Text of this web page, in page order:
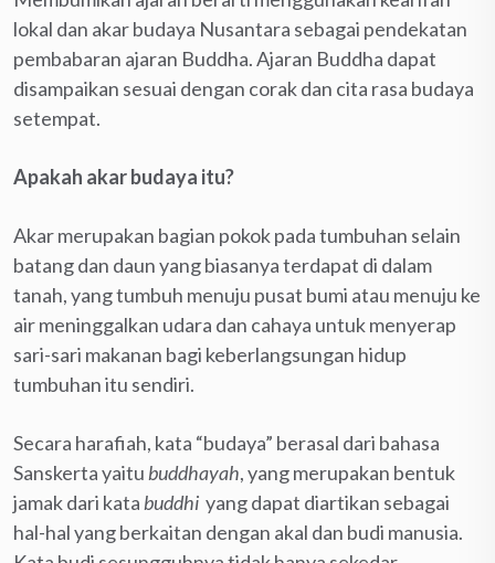
lokal dan akar budaya Nusantara sebagai pendekatan
pembabaran ajaran Buddha. Ajaran Buddha dapat
disampaikan sesuai dengan corak dan cita rasa budaya
setempat.
Apakah akar budaya itu?
Akar merupakan bagian pokok pada tumbuhan selain
batang dan daun yang biasanya terdapat di dalam
tanah, yang tumbuh menuju pusat bumi atau menuju ke
air meninggalkan udara dan cahaya untuk menyerap
sari-sari makanan bagi keberlangsungan hidup
tumbuhan itu sendiri.
Secara harafiah, kata “budaya” berasal dari bahasa
Sanskerta yaitu buddhayah, yang merupakan bentuk
jamak dari kata buddhi yang dapat diartikan sebagai
hal-hal yang berkaitan dengan akal dan budi manusia.